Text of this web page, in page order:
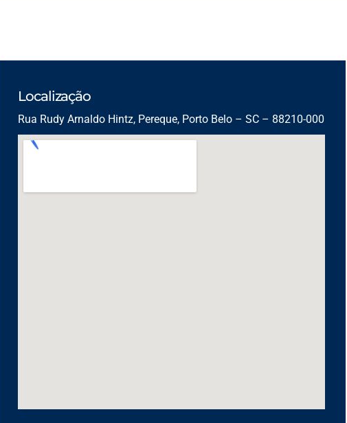
Localização
Rua Rudy Arnaldo Hintz, Pereque, Porto Belo – SC – 88210-000